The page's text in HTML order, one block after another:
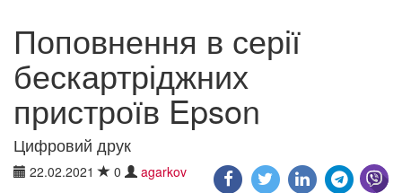
Поповнення в серії
бескартріджних
пристроїв Epson
Цифровий друк
22.02.2021 0 agarkov